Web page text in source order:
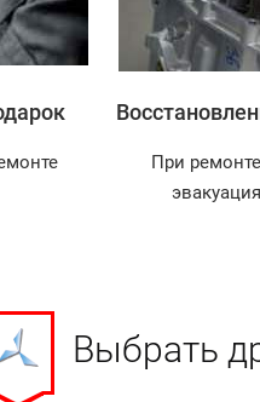
При
Выбрать